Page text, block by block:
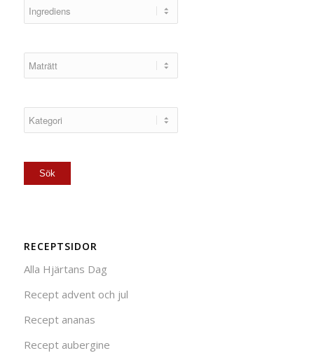
RECEPTSIDOR
Alla Hjärtans Dag
Recept advent och jul
Recept ananas
Recept aubergine